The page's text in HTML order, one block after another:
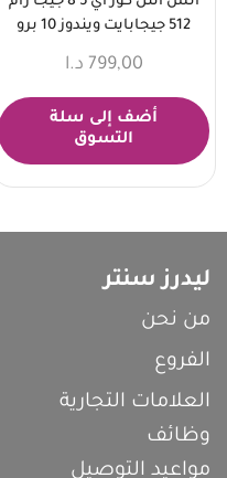
512 جيجابايت ويندوز 10 برو
799,00 د.ا
أضف إلى سلة
التسوق
ليدرز سنتر
من نحن
الفروع
العلامات التجارية
وظائف
مواعيد التوصيل